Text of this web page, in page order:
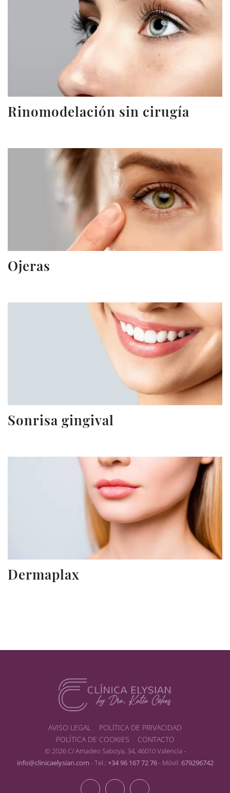
Rinomodelación sin cirugía
Ojeras
Sonrisa gingival
Dermaplax
AVISO LEGAL
POLÍTICA DE PRIVACIDAD
POLÍTICA DE COOKIES
CONTACTO
© 2026 C/ Amadeo Saboya, 34, 46010 Valencia -
info@clinicaelysian.com - Tel.: +34 96 167 72 76- Móvil: 679296742